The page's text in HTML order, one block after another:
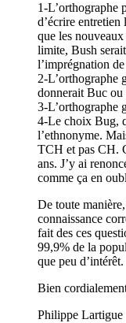
1-L’orthographe
d’écrire
que les
limite, Bush
l’imprégnation
2-L’orthographe
donnerait Buc ou
3-L’orthographe
4-Le choix Bug,
l’ethnonyme.
TCH et pas CH.
ans. J’y ai
comme ça en
De toute
connaissance
fait des ces
99,9% de la
que peu d’intérêt.
Bien
Philippe Lartigue